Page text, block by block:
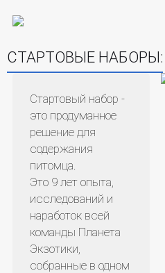
СТАРТОВЫЕ НАБОРЫ:
Стартовый набор -
это продуманное
решение для
содержания
питомца.
Это 9 лет опыта,
исследований и
наработок всей
команды Планета
Экзотики,
собранные в одном